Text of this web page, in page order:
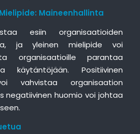
Maineenhallinta
esiin organisaatioiden
ja yleinen mielipide voi
organisaatioille parantaa
käytäntöjään. Positiivinen
vahvistaa organisaation
negatiivinen huomio voi johtaa